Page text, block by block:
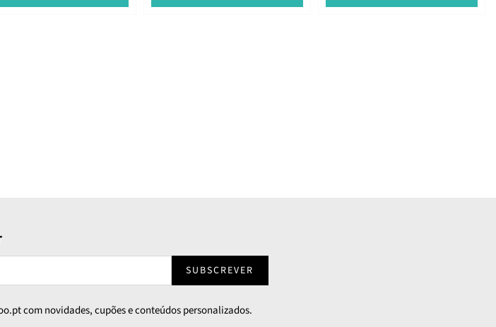
SUBSCREVER
com novidades, cupões e conteúdos personalizados.